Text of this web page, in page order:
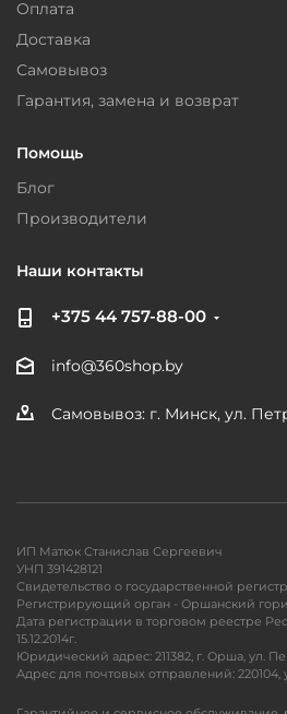
Оплата
Доставка
Самовывоз
Гарантия, замена и возврат
Помощь
Блог
Производители
Наши контакты
+375 44 757-88-00
info@360shop.by
Самовывоз: г. Минск, ул.
ИП Матюк Станислав Сергеевич
УНП 391428121
Свидетельство о государственной
Регистрирующий орган - Оршанский
Дата регистрации в торговом реестре
15.12.2014г.
Юридический адрес: 211382, г. Орша, ул.
Адрес для почтовых отправлений: 220104,